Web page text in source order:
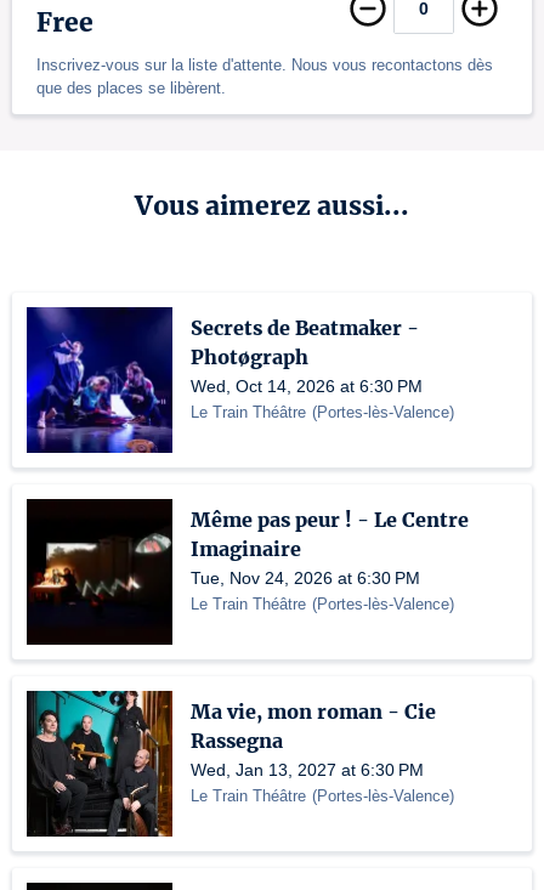
Free
Inscrivez-vous sur la liste d'attente. Nous vous recontactons dès
que des places se libèrent.
Vous aimerez aussi...
Secrets de Beatmaker -
Photøgraph
Wed, Oct 14, 2026 at 6:30 PM
Le Train Théâtre (Portes-lès-Valence)
Même pas peur ! - Le Centre
Imaginaire
Tue, Nov 24, 2026 at 6:30 PM
Le Train Théâtre (Portes-lès-Valence)
Ma vie, mon roman - Cie
Rassegna
Wed, Jan 13, 2027 at 6:30 PM
Le Train Théâtre (Portes-lès-Valence)